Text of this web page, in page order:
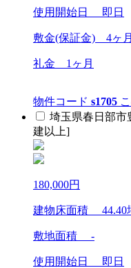
使用開始日 即日
敷金(保証金) 4ヶ月
礼金 1ヶ月
物件コード s1705
埼玉県春日部市
建以上]
180,000円
建物床面積 44.40
敷地面積 -
使用開始日 即日